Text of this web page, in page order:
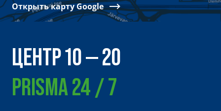
Открыть карту Google
ЦЕНТР 10 — 20
PRISMA 24 / 7